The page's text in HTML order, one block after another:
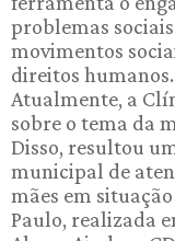
problemas
movimentos
direitos humanos.
Atualmente, a
sobre o tema da
Disso, resultou
municipal de
mães em
Paulo, realizada